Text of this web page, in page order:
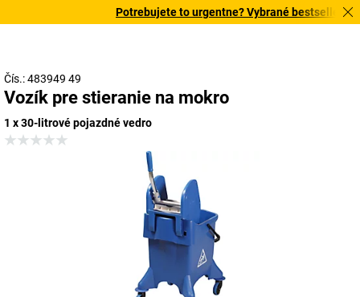
Potrebujete to urgentne? Vybrané bestsellery
Čís.: 483949 49
Vozík pre stieranie na mokro
1 x 30-litrové pojazdné vedro